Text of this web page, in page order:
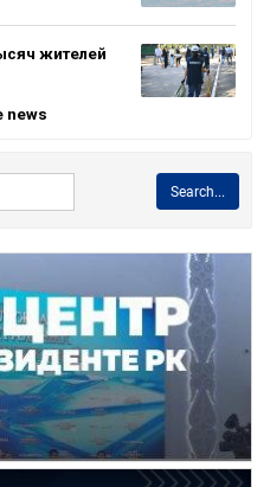
жителей
news
Search...